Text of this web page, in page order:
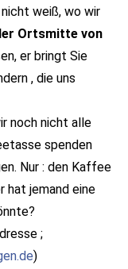
nicht weiß, wo wir
Ortsmitte von
er bringt Sie
, die uns
noch nicht alle
spenden
Nur : den Kaffee
hat jemand eine
;
)